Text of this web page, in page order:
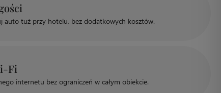
auto tuż przy hotelu, bez dodatkowych kosztów.
internetu bez ograniczeń w całym obiekcie.